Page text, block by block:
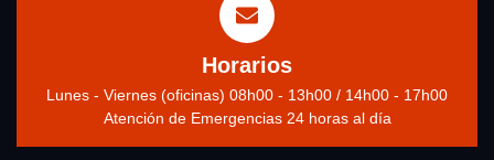
Horarios
Lunes - Viernes (oficinas) 08h00 - 13h00 / 14h00 - 17h00
Atención de Emergencias 24 horas al día